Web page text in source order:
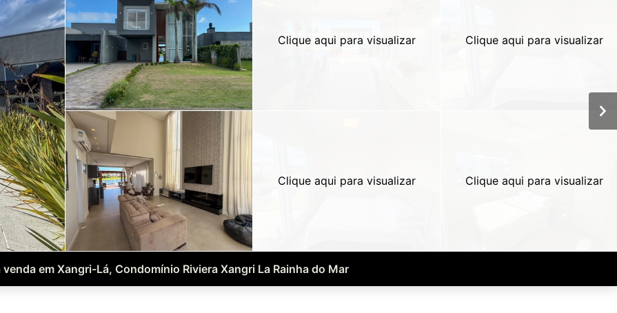
Clique aqui para visualizar
Clique aqui para visualizar
Clique aqui para visualizar
Clique aqui para visualizar
venda em Xangri-Lá, Condomínio Riviera Xangri La Rainha do Mar